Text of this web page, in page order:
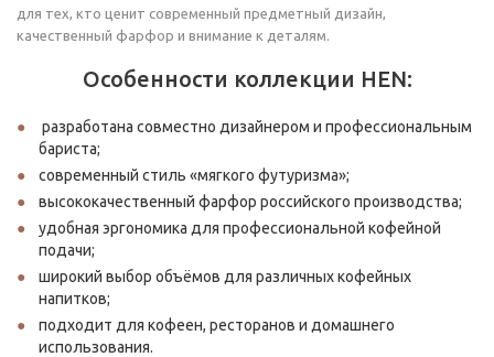
для тех, кто ценит современный предметный дизайн,
качественный фарфор и внимание к деталям.
Особенности коллекции HEN:
разработана совместно дизайнером и профессиональным
бариста;
современный стиль «мягкого футуризма»;
высококачественный фарфор российского производства;
удобная эргономика для профессиональной кофейной
подачи;
широкий выбор объёмов для различных кофейных
напитков;
подходит для кофеен, ресторанов и домашнего
использования.